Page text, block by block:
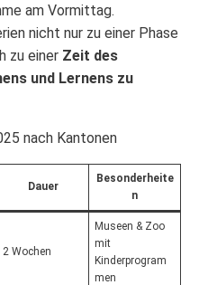
am Vormittag.
nicht nur zu einer Phase
zu einer Zeit des
und Lernens zu
nach Kantonen
Dauer
Besonderheite
n
2 Wochen
Museen & Zoo
mit
Kinderprogram
men